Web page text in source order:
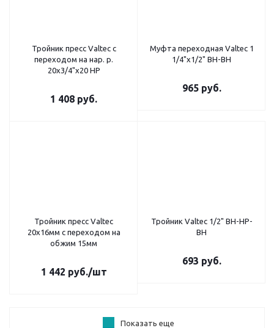
Тройник пресс Valtec с
переходом на нар. р.
20х3/4"х20 НР
1 408 руб.
Муфта переходная Valtec 1
1/4"х1/2" ВН-ВН
965руб.
Тройник пресс Valtec
20x16мм с переходом на
обжим 15мм
1 442 руб./шт
Тройник Valtec 1/2" ВН-НР-
ВН
693 руб.
Показать еще